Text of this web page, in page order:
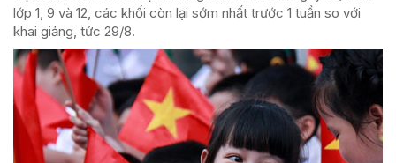
lớp 1, 9 và 12, các khối còn lại sớm nhất trước 1 tuần so với
khai giảng, tức 29/8.